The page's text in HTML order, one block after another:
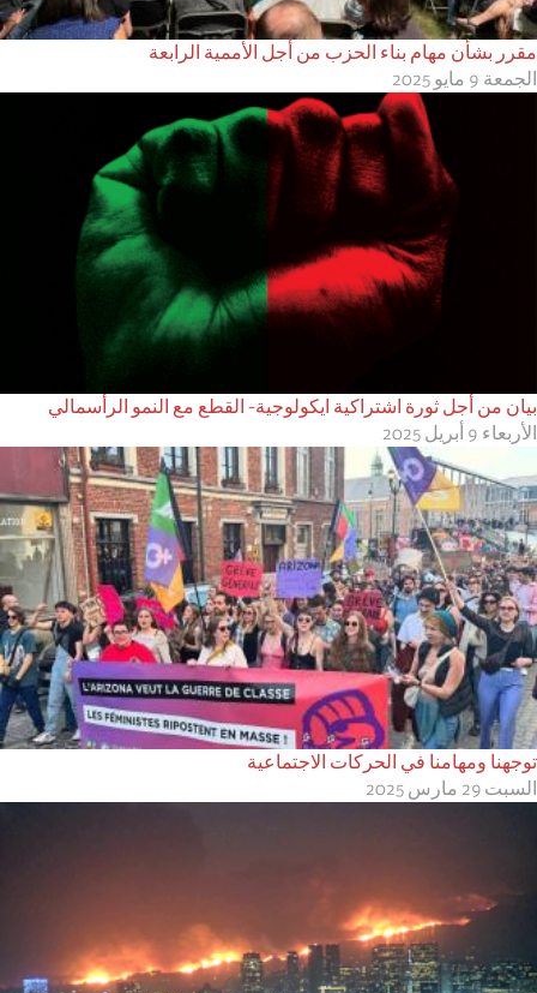
مقرر بشأن مهام بناء الحزب من أجل الأممية الرابعة
الجمعة 9 مايو 2025
بيان من أجل ثورة اشتراكية ايكولوجية- القطع مع النمو الرأسمالي
الأربعاء 9 أبريل 2025
توجهنا ومهامنا في الحركات الاجتماعية
السبت 29 مارس 2025